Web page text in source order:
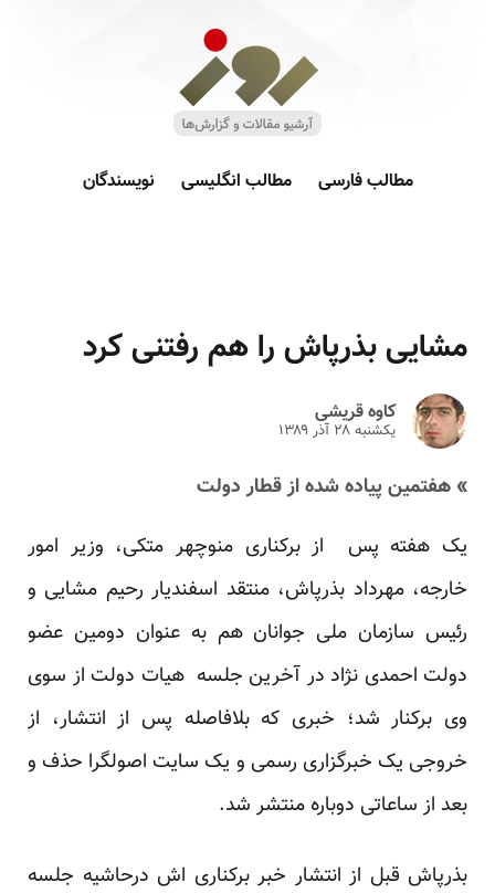
مطالب فارسی مطالب انگلیسی نویسندگان
مشایی بذرپاش را هم رفتنی کرد
کاوه قریشی
یکشنبه ۲۸ آذر ۱۳۸۹
» هفتمین پیاده شده از قطار دولت
یک هفته پس از برکناری منوچهر متکی، وزیر امور
خارجه، مهرداد بذرپاش، منتقد اسفندیار رحیم مشایی و
رئیس سازمان ملی جوانان هم به عنوان دومین عضو
دولت احمدی نژاد در آخرین جلسه هیات دولت از سوی
وی برکنار شد؛ خبری که بلافاصله پس از انتشار، از
خروجی یک خبرگزاری رسمی و یک سایت اصولگرا حذف و
بعد از ساعاتی دوباره منتشر شد.
بذرپاش قبل از انتشار خبر برکناری اش درحاشیه جلسه